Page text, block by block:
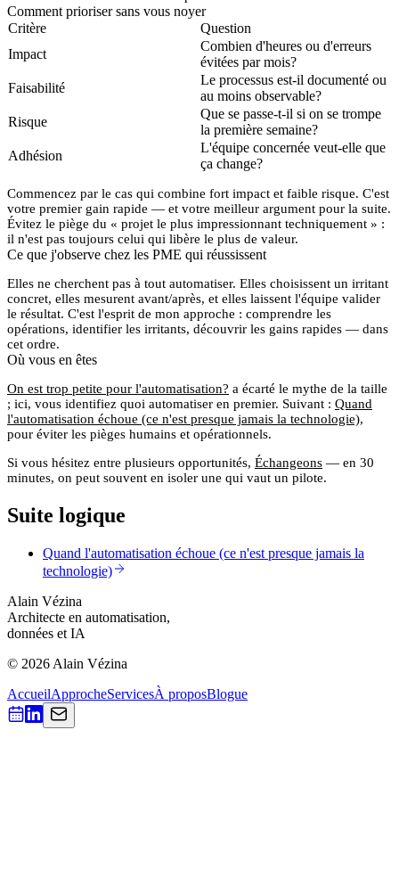
Comment prioriser sans vous noyer
Critère
Question
Impact
Combien d'heures ou d'erreurs
évitées par mois?
Faisabilité
Le processus est-il documenté ou
au moins observable?
Risque
Que se passe-t-il si on se trompe
la première semaine?
Adhésion
L'équipe concernée veut-elle que
ça change?
Commencez par le cas qui combine fort impact et faible risque. C'est
votre premier gain rapide — et votre meilleur argument pour la suite.
Évitez le piège du « projet le plus impressionnant techniquement » :
il n'est pas toujours celui qui libère le plus de valeur.
Ce que j'observe chez les PME qui réussissent
Elles ne cherchent pas à tout automatiser. Elles choisissent un irritant
concret, elles mesurent avant/après, et elles laissent l'équipe valider
le résultat. C'est l'esprit de mon approche : comprendre les
opérations, identifier les irritants, découvrir les gains rapides — dans
cet ordre.
Où vous en êtes
On est trop petite pour l'automatisation? a écarté le mythe de la taille
; ici, vous identifiez quoi automatiser en premier. Suivant : Quand
l'automatisation échoue (ce n'est presque jamais la technologie),
pour éviter les pièges humains et opérationnels.
Si vous hésitez entre plusieurs opportunités, Échangeons — en 30
minutes, on peut souvent en isoler une qui vaut un pilote.
Suite logique
Quand l'automatisation échoue (ce n'est presque jamais la
technologie)
Alain Vézina
Architecte en automatisation,
données et IA
© 2026 Alain Vézina
AccueilApprocheServicesÀ proposBlogue